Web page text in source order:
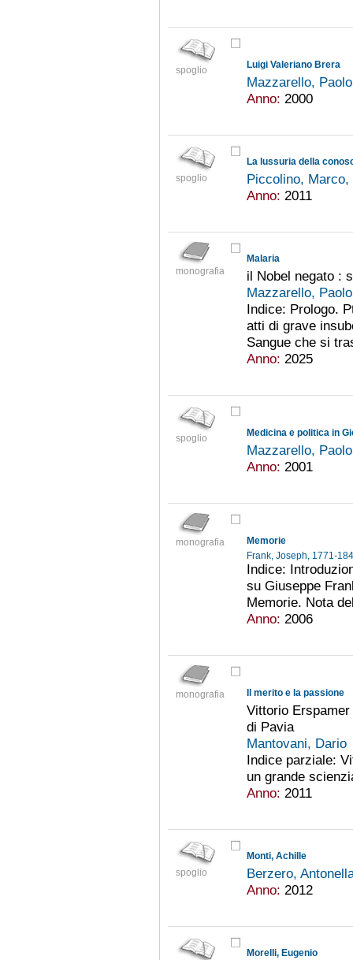
spoglio Luigi Valeriano Brera
Mazzarello,
Anno: 2000
spoglio
La lussuria della
Piccolino,
Anno: 2011
monografia
Malaria
il Nobel negato :
Mazzarello,
Indice: Prologo.
atti di grave
Sangue che si
Anno: 2025
spoglio Medicina e politica in
Mazzarello,
Anno: 2001
monografia
Memorie
Frank, Joseph, 1771-
Indice:
su Giuseppe
Memorie. Nota
Anno: 2006
monografia Il merito e la passione
Vittorio
di Pavia
Mantovani, Dario
Indice parziale:
un grande
Anno: 2011
spoglio
Monti, Achille
Berzero,
Anno: 2012
Morelli, Eugenio